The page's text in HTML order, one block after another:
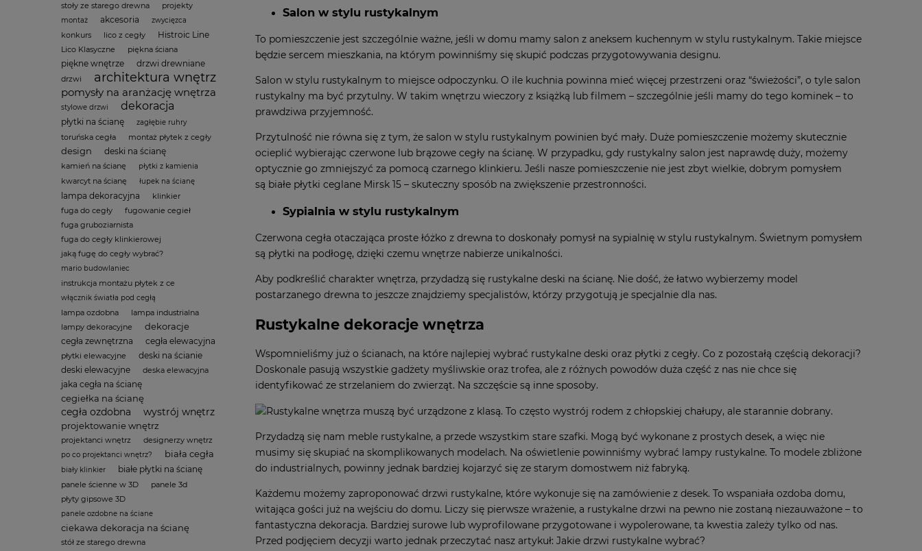
stoły ze starego drewna projekty
montaż akcesoria zwycięzca
konkurs lico z cegły Histroic Line
Lico Klasyczne piękna ściana
piękne wnętrze drzwi drewniane
drzwi architektura wnętrz
pomysły na aranżację wnętrza
stylowe drzwi dekoracja
płytki na ścianę zagłębie ruhry
toruńska cegła montaż płytek z cegły
design deski na ścianę
kamień na ścianę płytki z kamienia
kwarcyt na ścianę łupek na ścianę
lampa dekoracyjna
klinkier
fuga do cegły
fugowanie cegieł
fuga gruboziarnista
fuga do cegły klinkierowej
jaką fugę do cegły wybrać?
mario budowlaniec
instrukcja montażu płytek z ce
włącznik światła pod cegłą
lampa ozdobna
lampa industrialna
lampy dekoracyjne
dekoracje
cegła zewnętrzna cegła elewacyjna
płytki elewacyjne
deski na ścianie
deski elewacyjne
deska elewacyjna
jaka cegła na ścianę
cegiełka na ścianę
cegła ozdobna wystrój wnętrz
projektowanie wnętrz
projektanci wnętrz designerzy wnętrz
po co projektanci wnętrz? biała cegła
biały klinkier białe płytki na ścianę
panele ścienne w 3D
panele 3d
płyty gipsowe 3D
panele ozdobne na ściane
ciekawa dekoracja na ścianę
stół ze starego drewna
Salon w stylu rustykalnym
To pomieszczenie jest szczególnie ważne, jeśli w domu mamy salon z aneksem kuchennym w stylu rustykalnym. Takie miejsce
będzie sercem mieszkania, na którym powinniśmy się skupić podczas przygotowywania designu.
Salon w stylu rustykalnym to miejsce odpoczynku. O ile kuchnia powinna mieć więcej przestrzeni oraz “świeżości”, o tyle salon
rustykalny ma być przytulny. W takim wnętrzu wieczory z książką lub filmem – szczególnie jeśli mamy do tego kominek – to
prawdziwa przyjemność.
Przytulność nie równa się z tym, że salon w stylu rustykalnym powinien być mały. Duże pomieszczenie możemy skutecznie
ocieplić wybierając czerwone lub brązowe cegły na ścianę. W przypadku, gdy rustykalny salon jest naprawdę duży, możemy
optycznie go zmniejszyć za pomocą czarnego klinkieru. Jeśli nasze pomieszczenie nie jest zbyt wielkie, dobrym pomysłem
są białe płytki ceglane Mirsk 15 – skuteczny sposób na zwiększenie przestronności.
Sypialnia w stylu rustykalnym
Czerwona cegła otaczająca proste łóżko z drewna to doskonały pomysł na sypialnię w stylu rustykalnym. Świetnym pomysłem
są płytki na podłogę, dzięki czemu wnętrze nabierze unikalności.
Aby podkreślić charakter wnętrza, przydadzą się rustykalne deski na ścianę. Nie dość, że łatwo wybierzemy model
postarzanego drewna to jeszcze znajdziemy specjalistów, którzy przygotują je specjalnie dla nas.
Rustykalne dekoracje wnętrza
Wspomnieliśmy już o ścianach, na które najlepiej wybrać rustykalne deski oraz płytki z cegły. Co z pozostałą częścią dekoracji?
Doskonale pasują wszystkie gadżety myśliwskie oraz trofea, ale z różnych powodów duża część z nas nie chce się
identyfikować ze strzelaniem do zwierząt. Na szczęście są inne sposoby.
Przydadzą się nam meble rustykalne, a przede wszystkim stare szafki. Mogą być wykonane z prostych desek, a więc nie
musimy się skupiać na skomplikowanych modelach. Na oświetlenie powinniśmy wybrać lampy rustykalne. To modele zbliżone
do industrialnych, powinny jednak bardziej kojarzyć się ze starym domostwem niż fabryką.
Każdemu możemy zaproponować drzwi rustykalne, które wykonuje się na zamówienie z desek. To wspaniała ozdoba domu,
witająca gości już na wejściu do domu. Liczy się pierwsze wrażenie, a rustykalne drzwi na pewno nie zostaną niezauważone – to
fantastyczna dekoracja. Bardziej surowe lub wyprofilowane przygotowane i wypolerowane, ta kwestia zależy tylko od nas.
Przed podjęciem decyzji warto jednak przeczytać nasz artykuł: Jakie drzwi rustykalne wybrać?